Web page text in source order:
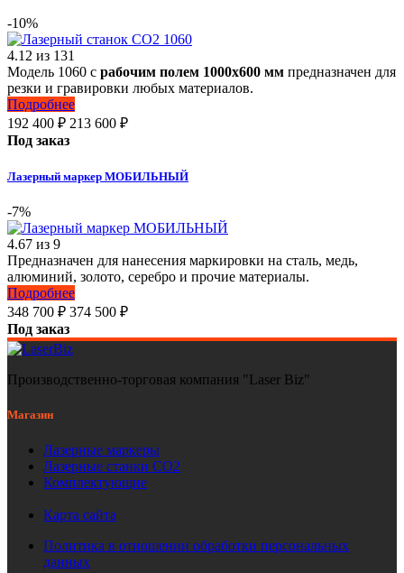
-10%
4.12 из 131
Модель 1060 с рабочим полем 1000х600 мм предназначен для
резки и гравировки любых материалов.
Подробнее
192 400 ₽ 213 600 ₽
Под заказ
Лазерный маркер МОБИЛЬНЫЙ
-7%
4.67 из 9
Предназначен для нанесения маркировки на сталь, медь,
алюминий, золото, серебро и прочие материалы.
Подробнее
348 700 ₽ 374 500 ₽
Под заказ
Производственно-торговая компания "Laser Biz"
Магазин
Лазерные маркеры
Лазерные станки СО2
Комплектующие
Карта сайта
Политика в отношении обработки персональных
данных